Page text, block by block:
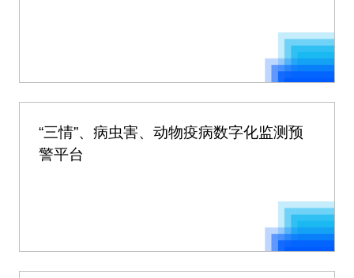
“三情”、病虫害、动物疫病数字化监测预
警平台